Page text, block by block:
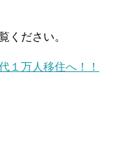
ください。
１万人移住へ！！